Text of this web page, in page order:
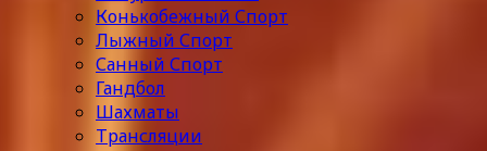
Конькобежный Спорт
Лыжный Спорт
Санный Спорт
Гандбол
Шахматы
Трансляции